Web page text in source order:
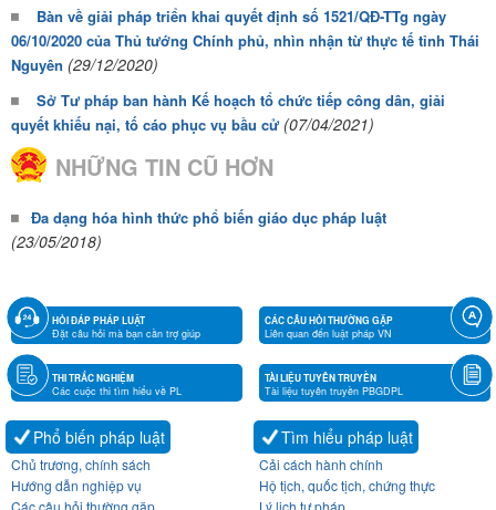
Bàn về giải pháp triển khai quyết định số 1521/QĐ-TTg ngày
06/10/2020 của Thủ tướng Chính phủ, nhìn nhận từ thực tế tỉnh Thái
Nguyên (29/12/2020)
Sở Tư pháp ban hành Kế hoạch tổ chức tiếp công dân, giải
quyết khiếu nại, tố cáo phục vụ bầu cử (07/04/2021)
NHỮNG TIN CŨ HƠN
Đa dạng hóa hình thức phổ biến giáo dục pháp luật
(23/05/2018)
HỎI ĐÁP PHÁP LUẬT
Đặt câu hỏi mà bạn cần trợ giúp
CÁC CÂU HỎI THƯỜNG GẶP
Liên quan đến luật pháp VN
THI TRẮC NGHIỆM
Các cuộc thi tìm hiểu về PL
TÀI LIỆU TUYÊN TRUYỀN
Tài liệu tuyên truyền PBGDPL
Phổ biến pháp luật
Chủ trương, chính sách
Hướng dẫn nghiệp vụ
Các câu hỏi thường gặp
Tìm hiểu pháp luật
Cải cách hành chính
Hộ tịch, quốc tịch, chứng thực
Lý lịch tư pháp